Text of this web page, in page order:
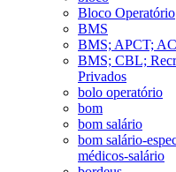
Bloco Operatório
BMS
BMS; APCT;
BMS; CBL;
Privados
bolo operatório
bom
bom salário
bom salário-
médicos-salário